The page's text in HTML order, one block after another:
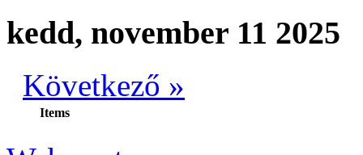
kedd, november 11 2025
Következő »
Items